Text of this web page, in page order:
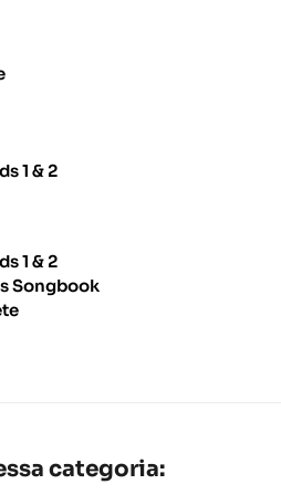
1 & 2
1 & 2
Songbook
categoria: